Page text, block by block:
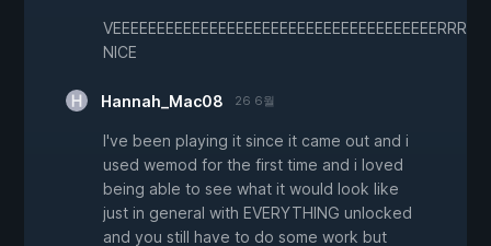
NICE
Hannah_Mac08 26 6월
I've been playing it since it came out and i
used wemod for the first time and i loved
being able to see what it would look like
just in general with EVERYTHING unlocked
and you still have to do some work but